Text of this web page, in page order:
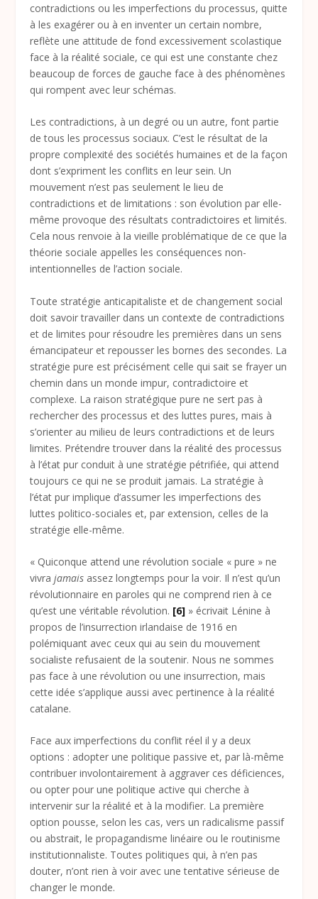
contradictions ou les imperfections du processus, quitte
à les exagérer ou à en inventer un certain nombre,
reflète une attitude de fond excessivement scolastique
face à la réalité sociale, ce qui est une constante chez
beaucoup de forces de gauche face à des phénomènes
qui rompent avec leur schémas.
Les contradictions, à un degré ou un autre, font partie
de tous les processus sociaux. C’est le résultat de la
propre complexité des sociétés humaines et de la façon
dont s’expriment les conflits en leur sein. Un
mouvement n’est pas seulement le lieu de
contradictions et de limitations : son évolution par elle-
même provoque des résultats contradictoires et limités.
Cela nous renvoie à la vieille problématique de ce que la
théorie sociale appelles les conséquences non-
intentionnelles de l’action sociale.
Toute stratégie anticapitaliste et de changement social
doit savoir travailler dans un contexte de contradictions
et de limites pour résoudre les premières dans un sens
émancipateur et repousser les bornes des secondes. La
stratégie pure est précisément celle qui sait se frayer un
chemin dans un monde impur, contradictoire et
complexe. La raison stratégique pure ne sert pas à
rechercher des processus et des luttes pures, mais à
s’orienter au milieu de leurs contradictions et de leurs
limites. Prétendre trouver dans la réalité des processus
à l’état pur conduit à une stratégie pétrifiée, qui attend
toujours ce qui ne se produit jamais. La stratégie à
l’état pur implique d’assumer les imperfections des
luttes politico-sociales et, par extension, celles de la
stratégie elle-même.
« Quiconque attend une révolution sociale « pure » ne
vivrajamais assez longtemps pour la voir. Il n’est qu’un
révolutionnaire en paroles qui ne comprend rien à ce
qu’est une véritable révolution. [6] » écrivait Lénine à
propos de l’insurrection irlandaise de 1916 en
polémiquant avec ceux qui au sein du mouvement
socialiste refusaient de la soutenir. Nous ne sommes
pas face à une révolution ou une insurrection, mais
cette idée s’applique aussi avec pertinence à la réalité
catalane.
Face aux imperfections du conflit réel il y a deux
options : adopter une politique passive et, par là-même
contribuer involontairement à aggraver ces déficiences,
ou opter pour une politique active qui cherche à
intervenir sur la réalité et à la modifier. La première
option pousse, selon les cas, vers un radicalisme passif
ou abstrait, le propagandisme linéaire ou le routinisme
institutionnaliste. Toutes politiques qui, à n’en pas
douter, n’ont rien à voir avec une tentative sérieuse de
changer le monde.